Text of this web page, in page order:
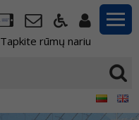
Tapkite rūmų nariu